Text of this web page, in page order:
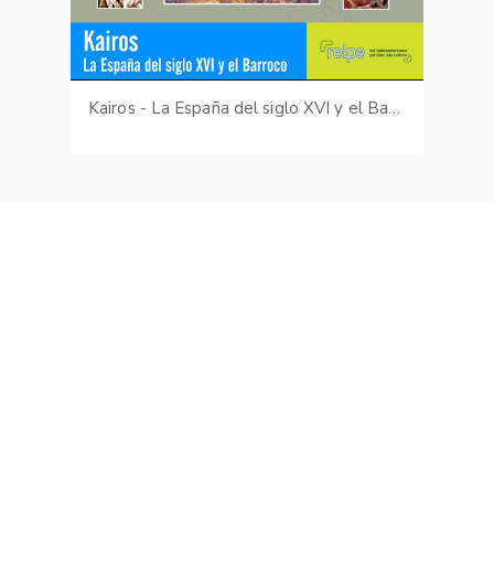
Kairos - La España del siglo XVI y el Barroco